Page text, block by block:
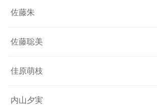
佐藤朱
佐藤聡美
佳原萌枝
内山夕実